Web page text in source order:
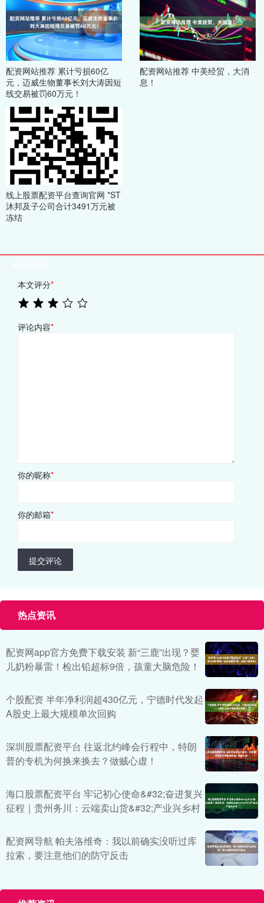
配资网站推荐 累计亏损60亿
元，迈威生物董事长刘大涛因短
线交易被罚60万元！
配资网站推荐 中美经贸，大消
息！
线上股票配资平台查询官网 *ST
沐邦及子公司合计3491万元被
冻结
本文评分*
评论内容*
你的昵称*
你的邮箱*
提交评论
热点资讯
配资网app官方免费下载安装 新“三鹿”出现？婴
儿奶粉暴雷！检出铅超标9倍，孩童大脑危险！
个股配资 半年净利润超430亿元，宁德时代发起
A股史上最大规模单次回购
深圳股票配资平台 往返北约峰会行程中，特朗
普的专机为何换来换去？做贼心虚！
海口股票配资平台 牢记初心使命&#32;奋进复兴
征程｜贵州务川：云端卖山货&#32;产业兴乡村
配资网导航 帕夫洛维奇：我以前确实没听过库
拉索，要注意他们的防守反击